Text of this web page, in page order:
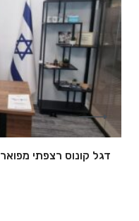
דגל קונוס רצפתי מפואר